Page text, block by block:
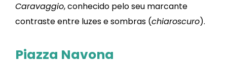
Caravaggio, conhecido pelo seu marcante
contraste entre luzes e sombras (chiaroscuro).
Piazza Navona